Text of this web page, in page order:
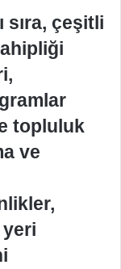
sıra, çeşitli
topluluk
ve